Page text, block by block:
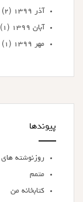
آذر ۱۳۹۹
(۲)
آبان ۱۳۹۹
(۱)
مهر ۱۳۹۹
(۱)
پیوندها
روزنوشته
متمم
کتابخانه من